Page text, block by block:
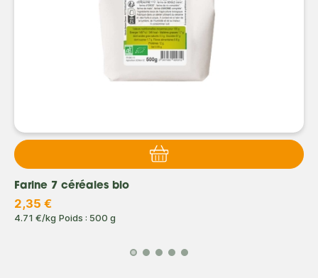
Farine 7 céréales bio
2,35 €
4.71 €/kg Poids : 500 g